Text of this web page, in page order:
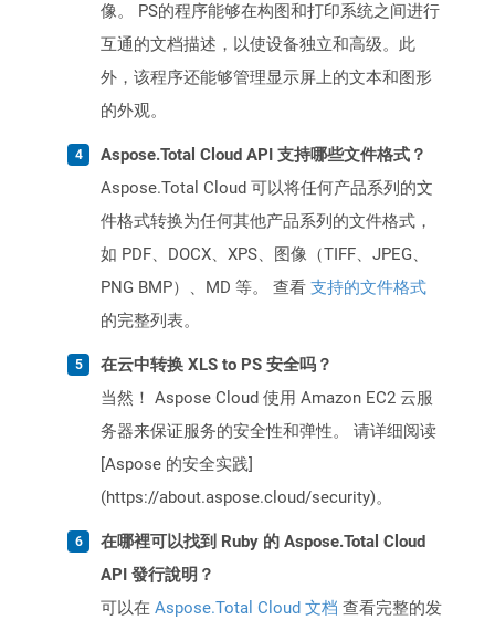
像。 PS的程序能够在构图和打印系统之间进行
互通的文档描述，以使设备独立和高级。此
外，该程序还能够管理显示屏上的文本和图形
的外观。
Aspose.Total Cloud API 支持哪些文件格式？
Aspose.Total Cloud 可以将任何产品系列的文
件格式转换为任何其他产品系列的文件格式，
如 PDF、DOCX、XPS、图像（TIFF、JPEG、
PNG BMP）、MD 等。 查看 支持的文件格式
的完整列表。
在云中转换 XLS to PS 安全吗？
当然！ Aspose Cloud 使用 Amazon EC2 云服
务器来保证服务的安全性和弹性。 请详细阅读
[Aspose 的安全实践]
(https://about.aspose.cloud/security)。
在哪裡可以找到 Ruby 的 Aspose.Total Cloud
API 發行說明？
可以在 Aspose.Total Cloud 文档 查看完整的发